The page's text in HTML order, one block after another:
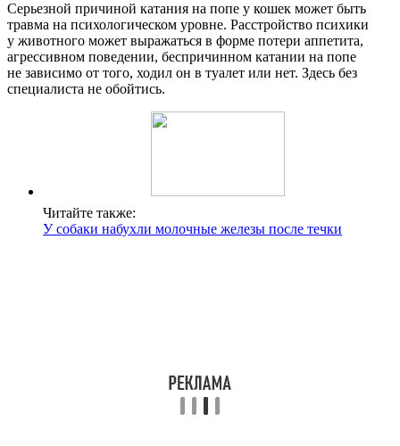
Серьезной причиной катания на попе у кошек может быть
травма на психологическом уровне. Расстройство психики
у животного может выражаться в форме потери аппетита,
агрессивном поведении, беспричинном катании на попе
не зависимо от того, ходил он в туалет или нет. Здесь без
специалиста не обойтись.
Читайте также:
У собаки набухли молочные железы после течки